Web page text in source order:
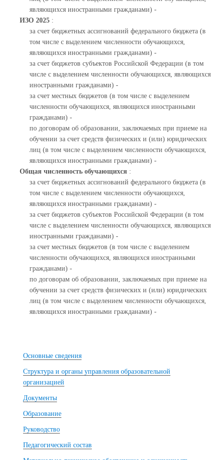
являющихся иностранными гражданами) -
ИЗО 2025 :
за счет бюджетных ассигнований федерального бюджета (в
том числе с выделением численности обучающихся,
являющихся иностранными гражданами) -
за счет бюджетов субъектов Российской Федерации (в том
числе с выделением численности обучающихся, являющихся
иностранными гражданами) -
за счет местных бюджетов (в том числе с выделением
численности обучающихся, являющихся иностранными
гражданами) -
по договорам об образовании, заключаемых при приеме на
обучении за счет средств физических и (или) юридических
лиц (в том числе с выделением численности обучающихся,
являющихся иностранными гражданами) -
Общая численность обучающихся :
за счет бюджетных ассигнований федерального бюджета (в
том числе с выделением численности обучающихся,
являющихся иностранными гражданами) -
за счет бюджетов субъектов Российской Федерации (в том
числе с выделением численности обучающихся, являющихся
иностранными гражданами) -
за счет местных бюджетов (в том числе с выделением
численности обучающихся, являющихся иностранными
гражданами) -
по договорам об образовании, заключаемых при приеме на
обучении за счет средств физических и (или) юридических
лиц (в том числе с выделением численности обучающихся,
являющихся иностранными гражданами) -
Основные сведения
Структура и органы управления образовательной
организацией
Документы
Образование
Руководство
Педагогический состав